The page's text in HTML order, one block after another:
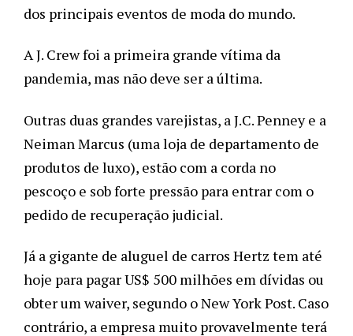
dos principais eventos de moda do mundo.
A J. Crew foi a primeira grande vítima da
pandemia, mas não deve ser a última.
Outras duas grandes varejistas, a J.C. Penney e a
Neiman Marcus (uma loja de departamento de
produtos de luxo), estão com a corda no
pescoço e sob forte pressão para entrar com o
pedido de recuperação judicial.
Já a gigante de aluguel de carros Hertz tem até
hoje para pagar US$ 500 milhões em dívidas ou
obter um waiver, segundo o New York Post. Caso
contrário, a empresa muito provavelmente terá